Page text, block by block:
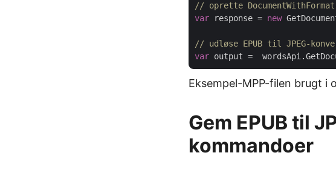
// oprette
var response = new
// udløse EPUB til JPEG-
var
Eksempel-MPP-filen brugt i
Gem EPUB til
kommandoer